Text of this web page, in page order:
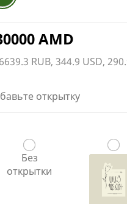
AMD
RUB, 344.9 USD,
открытку
Без
открытки